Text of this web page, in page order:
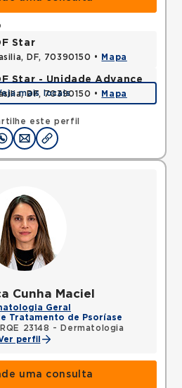
este perfil
Star
DF, 70390150 • Mapa
Star - Unidade Advance
DF, 70390150 • Mapa
mais locais
Cunha Maciel
Geral
Tratamento de Psoríase
RQE 23148 - Dermatologia
perfil
uma consulta